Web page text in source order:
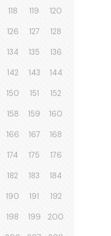
118 119 120
126 127 128
134 135 136
142 143 144
150 151 152
158 159 160
166 167 168
174 175 176
182 183 184
190 191 192
198 199 200